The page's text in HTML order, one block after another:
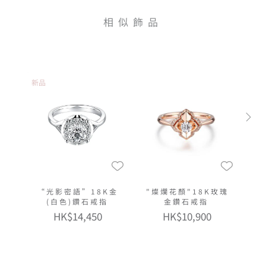
相似飾品
新品
“光影密語”18K金
(白色)鑽石戒指
HK$14,450
"燦爛花顏"18K玫瑰
金鑽石戒指
HK$10,900